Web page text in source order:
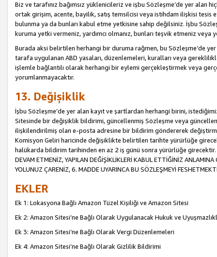
Biz ve tarafınız bağımsız yüklenicileriz ve işbu Sözleşme’de yer alan
ortak girişim, acente, bayilik, satış temsilcisi veya istihdam ilişkisi
bulunma ya da bunları kabul etme yetkisine sahip değilsiniz. İşbu
kuruma yetki vermeniz, yardımcı olmanız, bunları teşvik etmeniz
Burada aksi belirtilen herhangi bir duruma rağmen, bu Sözleşme’de
tarafa uygulanan ABD yasaları, düzenlemeleri, kuralları veya
işlemle bağlantılı olarak herhangi bir eylemi gerçekleştirmek veya
yorumlanmayacaktır.
13. Değişiklik
İşbu Sözleşme’de yer alan kayıt ve şartlardan herhangi birini,
Sitesinde bir değişiklik bildirimi, güncellenmiş Sözleşme veya
ilişkilendirilmiş olan e-posta adresine bir bildirim göndererek
Komisyon Geliri haricinde değişiklikte belirtilen tarihte yürürlüğe
halükarda bildirim tarihinden en az 2 iş günü sonra yürürlüğe girecektir.
DEVAM ETMENİZ, YAPILAN DEĞİŞİKLİKLERİ KABUL ETTİĞİNİZ
YOLUNUZ ÇARENİZ, 6. MADDE UYARINCA BU SÖZLEŞMEYİ
EKLER
Ek 1: Lokasyona Bağlı Amazon Tüzel Kişiliği ve Amazon Sitesi
Ek 2: Amazon Sitesi’ne Bağlı Olarak Uygulanacak Hukuk ve
Ek 3: Amazon Sitesi’ne Bağlı Olarak Vergi Düzenlemeleri
Ek 4: Amazon Sitesi’ne Bağlı Olarak Gizlilik Bildirimi